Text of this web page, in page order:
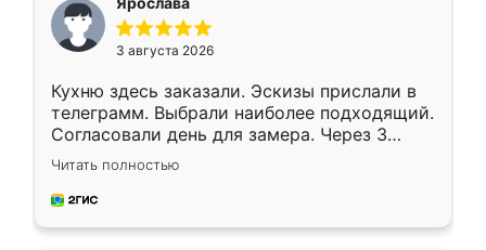
3 августа 2026
Кухню здесь заказали. Эскизы прислали в
телеграмм. Выбрали наиболее подходящий.
Согласовали день для замера. Через 3
недели кухня была уже готова. Остались
довольны работой. Спасибо Ренессанс
мебель за качественную работу!
Читать полностью